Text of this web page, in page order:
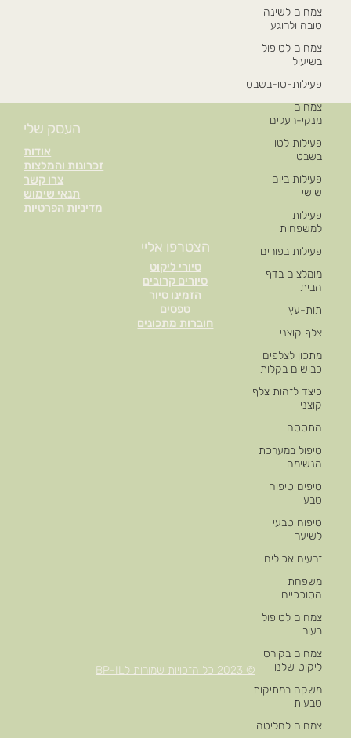
צמחים לשינה
טובה ולרוגע
צמחים לטיפול
בשיעול
פעילות-טו-בשבט
צמחים
מנקי-רעלים
פעילות לטו
בשבט
פעילות ביום
שישי
פעילות
למשפחות
פעילות בפורים
מומלצים בדף
הבית
תות-עץ
צלף קוצני
מתכון לצלפים
כבושים בקלות
כיצד לזהות צלף
קוצני
התססה
טיפול במערכת
הנשימה
טיפים טיפוח
טבעי
טיפוח טבעי
לשיער
זרעים אכילים
משפחת
הסוככיים
צמחים לטיפול
בעור
צמחים בקורס
ליקוט שלנו
משקה במתיקות
טבעית
צמחים לחליטה
אודות
זכרונות והמלצות
צרו קשר
תנאי שימוש
מדיניות הפרטיות
העסק שלי
סיורי ליקוט
סיורים קרובים
הזמינו סיור
טפסים
חוברות מתכונים
הצטרפו אליי
© 2023 כל הזכויות שמורות לBP-IL